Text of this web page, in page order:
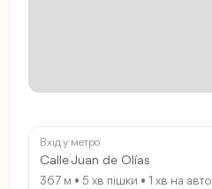
Вхід у метро
Calle Juan de Olías
367 м • 5 хв пішки • 1 хв на авто